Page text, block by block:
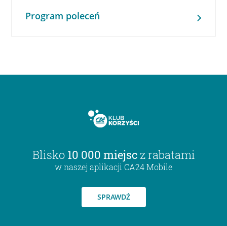
Program poleceń
Blisko 10 000 miejsc z rabatami
w naszej aplikacji CA24 Mobile
SPRAWDŹ